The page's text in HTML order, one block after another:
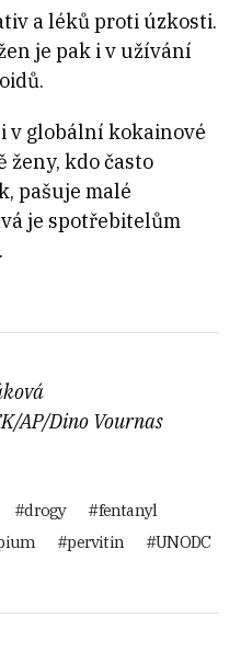
a léků proti úzkosti.
je pak i v užívání
v globální kokainové
ženy, kdo často
pašuje malé
je spotřebitelům
AP/Dino Vournas
drogy
fentanyl
pervitin
UNODC